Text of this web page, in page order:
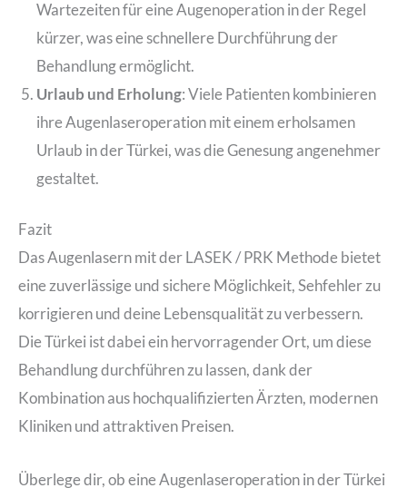
Wartezeiten für eine Augenoperation in der Regel
kürzer, was eine schnellere Durchführung der
Behandlung ermöglicht.
Urlaub und Erholung: Viele Patienten kombinieren
ihre Augenlaseroperation mit einem erholsamen
Urlaub in der Türkei, was die Genesung angenehmer
gestaltet.
Fazit
Das Augenlasern mit der LASEK / PRK Methode bietet
eine zuverlässige und sichere Möglichkeit, Sehfehler zu
korrigieren und deine Lebensqualität zu verbessern.
Die Türkei ist dabei ein hervorragender Ort, um diese
Behandlung durchführen zu lassen, dank der
Kombination aus hochqualifizierten Ärzten, modernen
Kliniken und attraktiven Preisen.
Überlege dir, ob eine Augenlaseroperation in der Türkei